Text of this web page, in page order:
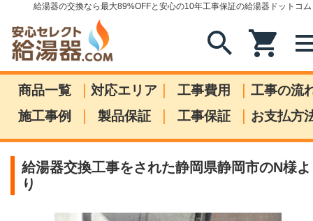
給湯器の交換なら最大89%OFFと安心の10年工事保証の給湯器ドットコム
search shopping_cart
商品一覧 | 対応エリア | 工事費用 | 工事の流
施工事例
| 製品保証 | 工事保証 | お支払方
給湯器交換工事をされた静岡県静岡市のN様よ
り